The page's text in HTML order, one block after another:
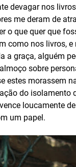
devagar nos
me deram de
o que quer que
como nos livros, e
a graça, alguém
sobre
estes morassem
do isolamento
loucamente
um papel.